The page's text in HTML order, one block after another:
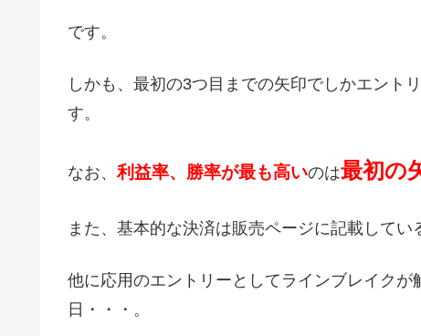
です。
しかも、最初の3つ目までの矢印でしかエント
す。
なお、利益率、勝率が最も高いのは最初の
また、基本的な決済は販売ページに記載してい
他に応用のエントリーとしてラインブレイク
日・・・。